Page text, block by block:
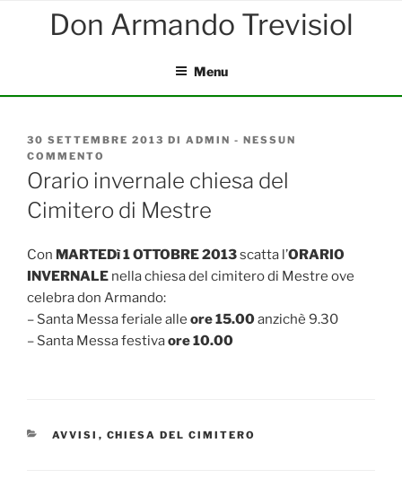
Menu
PUBBLICATO
IL
30 SETTEMBRE 2013 DI ADMIN - NESSUN
COMMENTO
INVERNALE
CHIESA
DEL
DI
MESTRE
Orario invernale chiesa del
Cimitero di Mestre
Con MARTEDì 1 OTTOBRE 2013scatta l’ORARIO
INVERNALE nella chiesa del cimitero di Mestre ove
celebra don Armando:
– Santa Messa feriale alle ore 15.00anzichè 9.30
– Santa Messa festivaore 10.00
CATEGORIE
AVVISI , CHIESA DEL CIMITERO